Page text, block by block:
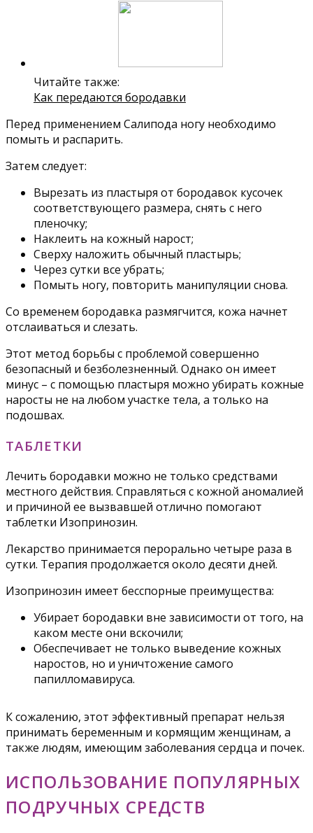
Читайте также:
Как передаются бородавки
Перед применением Салипода ногу необходимо
помыть и распарить.
Затем следует:
Вырезать из пластыря от бородавок кусочек
соответствующего размера, снять с него
пленочку;
Наклеить на кожный нарост;
Сверху наложить обычный пластырь;
Через сутки все убрать;
Помыть ногу, повторить манипуляции снова.
Со временем бородавка размягчится, кожа начнет
отслаиваться и слезать.
Этот метод борьбы с проблемой совершенно
безопасный и безболезненный. Однако он имеет
минус – с помощью пластыря можно убирать кожные
наросты не на любом участке тела, а только на
подошвах.
ТАБЛЕТКИ
Лечить бородавки можно не только средствами
местного действия. Справляться с кожной аномалией
и причиной ее вызвавшей отлично помогают
таблетки Изопринозин.
Лекарство принимается перорально четыре раза в
сутки. Терапия продолжается около десяти дней.
Изопринозин имеет бесспорные преимущества:
Убирает бородавки вне зависимости от того, на
каком месте они вскочили;
Обеспечивает не только выведение кожных
наростов, но и уничтожение самого
папилломавируса.
К сожалению, этот эффективный препарат нельзя
принимать беременным и кормящим женщинам, а
также людям, имеющим заболевания сердца и почек.
ИСПОЛЬЗОВАНИЕ ПОПУЛЯРНЫХ
ПОДРУЧНЫХ СРЕДСТВ